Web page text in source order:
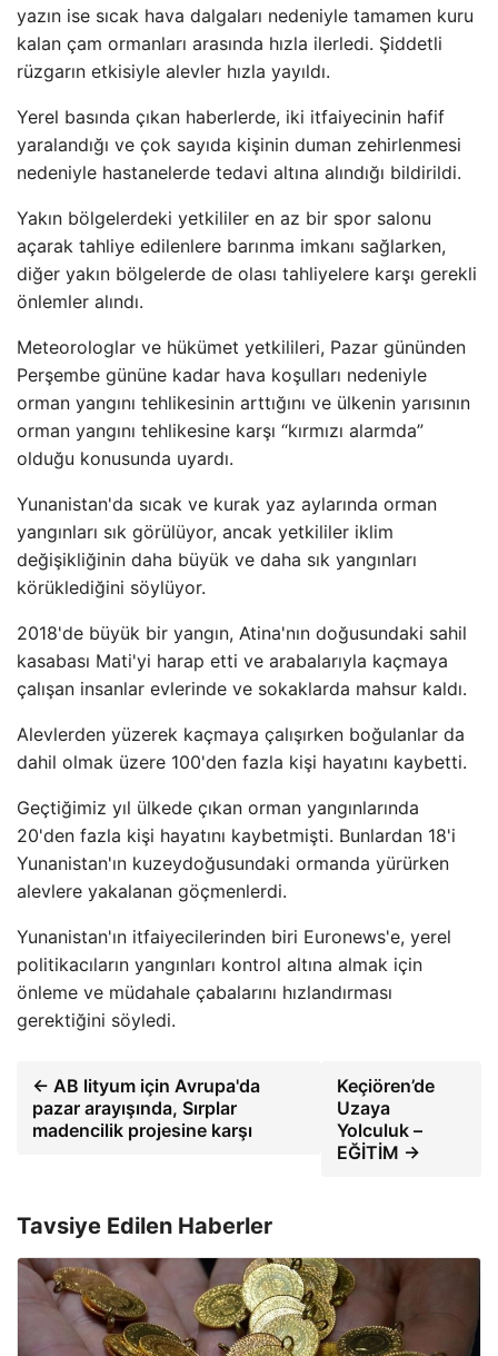
yazın ise sıcak hava dalgaları nedeniyle tamamen kuru
kalan çam ormanları arasında hızla ilerledi. Şiddetli
rüzgarın etkisiyle alevler hızla yayıldı.
Yerel basında çıkan haberlerde, iki itfaiyecinin hafif
yaralandığı ve çok sayıda kişinin duman zehirlenmesi
nedeniyle hastanelerde tedavi altına alındığı bildirildi.
Yakın bölgelerdeki yetkililer en az bir spor salonu
açarak tahliye edilenlere barınma imkanı sağlarken,
diğer yakın bölgelerde de olası tahliyelere karşı gerekli
önlemler alındı.
Meteorologlar ve hükümet yetkilileri, Pazar gününden
Perşembe gününe kadar hava koşulları nedeniyle
orman yangını tehlikesinin arttığını ve ülkenin yarısının
orman yangını tehlikesine karşı “kırmızı alarmda”
olduğu konusunda uyardı.
Yunanistan'da sıcak ve kurak yaz aylarında orman
yangınları sık görülüyor, ancak yetkililer iklim
değişikliğinin daha büyük ve daha sık yangınları
körüklediğini söylüyor.
2018'de büyük bir yangın, Atina'nın doğusundaki sahil
kasabası Mati'yi harap etti ve arabalarıyla kaçmaya
çalışan insanlar evlerinde ve sokaklarda mahsur kaldı.
Alevlerden yüzerek kaçmaya çalışırken boğulanlar da
dahil olmak üzere 100'den fazla kişi hayatını kaybetti.
Geçtiğimiz yıl ülkede çıkan orman yangınlarında
20'den fazla kişi hayatını kaybetmişti. Bunlardan 18'i
Yunanistan'ın kuzeydoğusundaki ormanda yürürken
alevlere yakalanan göçmenlerdi.
Yunanistan'ın itfaiyecilerinden biri Euronews'e, yerel
politikacıların yangınları kontrol altına almak için
önleme ve müdahale çabalarını hızlandırması
gerektiğini söyledi.
← AB lityum için Avrupa'da
pazar arayışında, Sırplar
madencilik projesine karşı
Keçiören’de
Uzaya
Yolculuk –
EĞİTİM →
Tavsiye Edilen Haberler